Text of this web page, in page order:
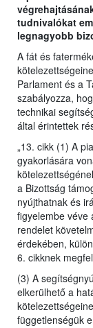
tudnivalókat
legnagyobb
A fát és
Parlament és a
szabályozza,
technikai
által érintettek
„13. cikk (1) A
gyakorlására
a Bizottság
nyújthatnak és
figyelembe véve
rendelet
érdekében,
6. cikknek
(3) A
elkerülhető a
függetlenségük